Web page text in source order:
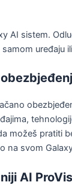
AI sistem.
uređaju
možeš pratiti
na svom
AI